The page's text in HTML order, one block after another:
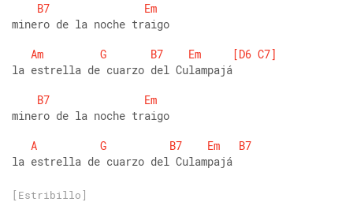
B7
Em
minero de la noche traigo
Am
G B7 Em [D6 C7]
la estrella de cuarzo del Culampajá
B7
Em
minero de la noche traigo
A
G B7 Em
B7
la estrella de cuarzo del Culampajá
[Estribillo]